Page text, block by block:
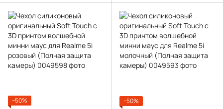
−50%
−50%